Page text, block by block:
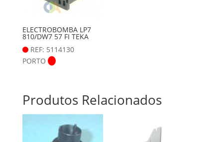
ELECTROBOMBA LP7
810/DW7 57 FI TEKA
REF: 5114130
PORTO
Produtos Relacionados